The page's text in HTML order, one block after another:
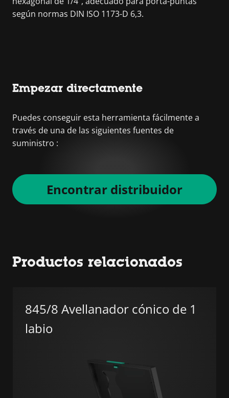
según normas DIN ISO 1173-D 6,3.
Empezar directamente
Puedes conseguir esta herramienta fácilmente a
través de una de las siguientes fuentes de
suministro :
Encontrar distribuidor
Productos relacionados
845/8 Avellanador cónico de 1
labio